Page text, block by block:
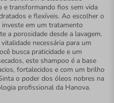
e transformando fios sem vida
e flexíveis. Ao escolher o
em um tratamento
a porosidade desde a lavagem.
necessária para um
busca praticidade e um
este shampoo é a base
fortalecidos e com um brilho
o poder dos óleos nobres na
profissional da Hanova.